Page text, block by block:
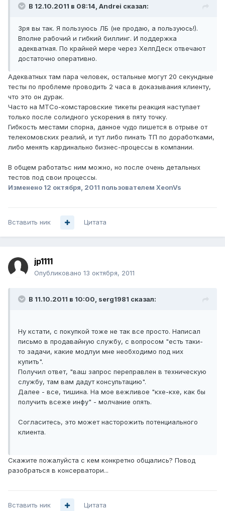
В 12.10.2011 в 08:14, Andrei сказал:
Зря вы так. Я пользуюсь ЛБ (не продаю, а пользуюсь!).
Вполне рабочий и гибкий биллинг. И поддержка
адекватная. По крайней мере через ХелпДеск отвечают
достаточно оперативно.
Адекватных там пара человек, остальные могут 20 секундные
тесты по проблеме проводить 2 часа в доказывания клиенту,
что это он дурак.
Часто на МТСо-комстаровские тикеты реакция наступает
только после солидного ускорения в пяту точку.
Гибкость местами спорна, данное чудо пишется в отрыве от
телекомовских реалий, и тут либо пинать ТП по доработками,
либо менять кардинально бизнес-процессы в компании.
В общем работатьс ним можно, но после очень детальных
тестов под свои процессы.
Изменено 12 октября, 2011 пользователем XeonVs
Вставить ник Цитата
jp1111
Опубликовано 13 октября, 2011
В 11.10.2011 в 10:00, serg1981 сказал:
Ну кстати, с покупкой тоже не так все просто. Написал
письмо в продавайную службу, с вопросом "есть таки-
то задачи, какие модлуи мне необходимо под них
купить".
Получил ответ, "ваш запрос переправлен в техническую
службу, там вам дадут консультацию".
Далее - все, тишина. На мое вежливое "кхе-кхе, как бы
получить всеже инфу" - молчание опять.
Согласитесь, это может насторожить потенциального
клиента.
Скажите пожалуйста с кем конкретно общались? Повод
разобраться в консерватори...
Вставить ник Цитата